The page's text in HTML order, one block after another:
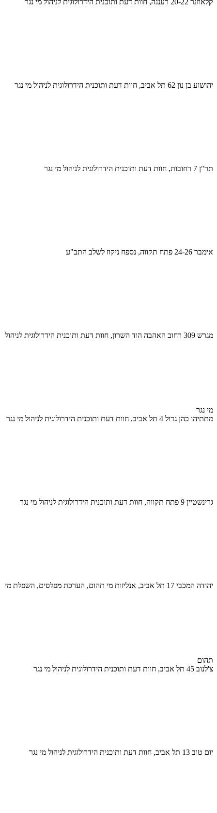
יהושוע בן נון 62 תל אביב, חוות דעת ותוכנית הידרולוגית לניהול מי נגר
תר"ן 7 רחובות, חוות דעת ותוכנית הידרולוגית לניהול מי נגר
אימבר 24-26 פתח תקווה, נספח ניקוז לשלב התב"ע
מגרש 309 רחוב האהבה הוד השרון, חוות דעת ותוכנית הידרולוגית לניהול
מי נגר
מתתיהו כהן גדול 4 תל אביב, חוות דעת ותוכנית הידרולוגית לניהול מי נגר
גרינשטיין 9 פתח תקווה, חוות דעת ותוכנית הידרולוגית לניהול מי נגר
יהודה המכבי 17 תל אביב, אנליזות מי תהום, הערכת מפלסים, השפלת מי
תהום
צ'לנוב 45 תל אביב, חוות דעת ותוכנית הידרולוגית לניהול מי נגר
יום טוב 13 תל אביב, חוות דעת ותוכנית הידרולוגית לניהול מי נגר